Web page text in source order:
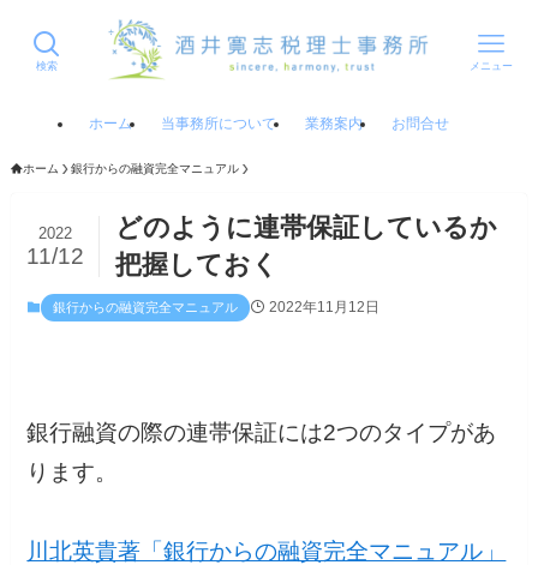
検索 メニュー
ホーム 当事務所について 業務案内 お問合せ
ホーム 銀行からの融資完全マニュアル
どのように連帯保証しているか
把握しておく
2022
11/12
銀行からの融資完全マニュアル 2022年11月12日
銀行融資の際の連帯保証には2つのタイプがあ
ります。
川北英貴著「銀行からの融資完全マニュアル」